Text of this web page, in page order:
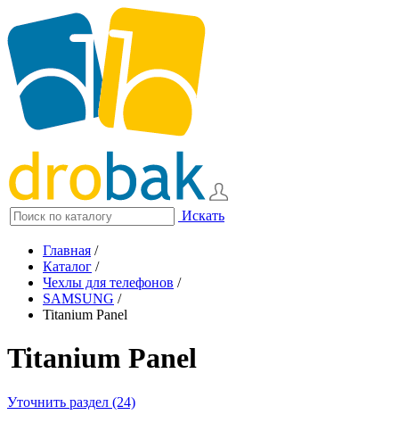
Искать
Главная /
Каталог /
Чехлы для телефонов /
SAMSUNG /
Titanium Panel
Titanium Panel
Уточнить раздел (24)